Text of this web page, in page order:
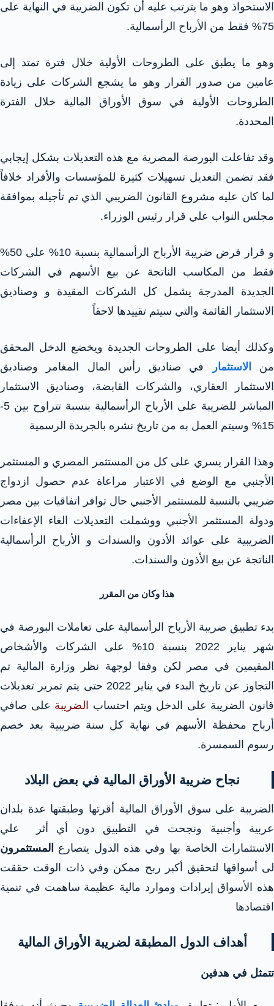
الاستحواذ وهو ما يترتب عليه أن تكون الضريبة في النهاية على
75% فقط من الأرباح الرأسمالية.
وهو ما يطبق على الطروحات الأولية خلال فترة تمتد إلى
عامين من صدور القرار وهو ما يشجع الشركات على زيادة
الطروحات الأولية في سوق الأوراق المالية خلال الفترة
المحددة.
وقد تفاعلت البورصة المصرية مع هذه التعديلات بشكل إيجابي
فقد تضمن التعديل تسهيلات كثيرة للمؤسسات والأفراد خلافاً
لما كان عليه مشروع القانون الضريبي الذي تم تأجيله بموافقة
مجلس النواب علي قرار رئيس الوزراء.
و قرار فرض ضريبة الأرباح الرأسمالية بنسبة 10% على 50%
فقط من المكاسب الناتجة عن بيع الأسهم في الشركات
الجديدة المدرجة يشمل كل الشركات المقيدة و وصناديق
الاستثمار القائمة والتي سيتم تقييدها لاحقاً
وكذلك أيضا على الطروحات الجديدة ويخضع الدخل المحقق
من
الاستثمار
في صناديق رأس المال المغامر وصناديق
الاستثمار العقاري، والشركات القابضة، وصناديق الاستثمار
المباشر للضريبة على الأرباح الرأسمالية بنسبة تتراوح بين 5-
15% وسيتم العمل به من تاريخ نشره بالجريدة الرسمية
وهذا القرار يسري على كل من المستثمر المصري و المستثمر
الأجنبي مع الوضع في الاعتبار مراعاة عدم حصول ازدواج
ضريبي بالنسبة للمستثمر الأجنبي حال توافر اتفاقيات بين مصر
ودولة المستثمر الأجنبي ووشملت التعديلات الغاء الإعفاءات
الضريبية على عوائد الأذون والسندات و الأرباح الرأسمالية
الناتجة عن بيع الأذون والسندات.
هذا وكان من المقرر
بدء تطبيق ضريبة الأرباح الرأسمالية على تعاملات البورصة في
شهر يناير 2022 بنسبة 10% على الشركات والأشخاص
المقيمين في مصر لكن وفقا لوجهة نظر وزارة المالية تم
التجاوز عن تاريخ البدء في يناير 2022 حتى يتم تمرير تعديلات
قانون الضريبة على الدخل ويتم احتساب
الضريبة على صافي
أرباح محفظة الأسهم في نهاية كل سنة ضريبية بعد خصم
رسوم السمسرة.
نجاح ضريبة الأوراق المالية في بعض البلاد
الضريبة على سوق الأوراق المالية أقرتها وطبقتها عدة بلدان
عربية وأجنبية ونجحت في التطبيق دون أي أثر علي
الاستثمارات الخاصة بها وفي هذه الدول يتصارع
المستثمرون
لى أسواقها لتحقيق أكبر ربح ممكن وفي ذات الوقت حققت
هذه الأسواق إيرادات وموارد مالية عظيمة ساهمت في تنمية
اقتصادها
أهداف الدول المطبقة لضريبة الأوراق المالية
تتمثل في هدفين